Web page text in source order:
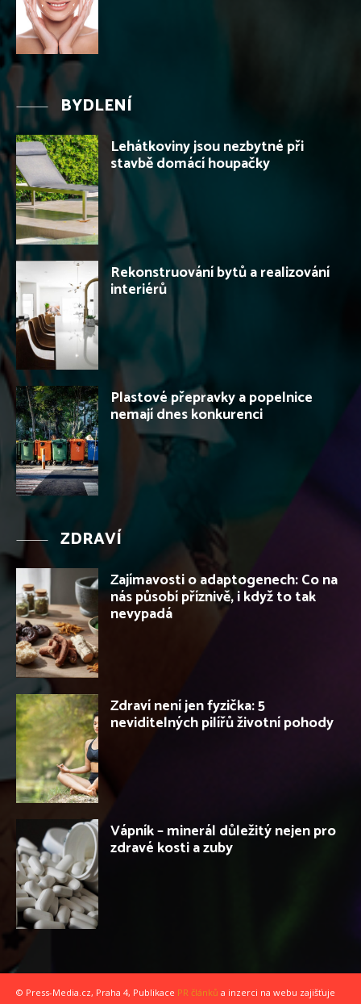
BYDLENÍ
Lehátkoviny jsou nezbytné při
stavbě domácí houpačky
Rekonstruování bytů a realizování
interiérů
Plastové přepravky a popelnice
nemají dnes konkurenci
ZDRAVÍ
Zajímavosti o adaptogenech: Co na
nás působí příznivě, i když to tak
nevypadá
Zdraví není jen fyzička: 5
neviditelných pilířů životní pohody
Vápník – minerál důležitý nejen pro
zdravé kosti a zuby
© Press-Media.cz, Praha 4, Publikace PR článků a inzerci na webu zajišťuje